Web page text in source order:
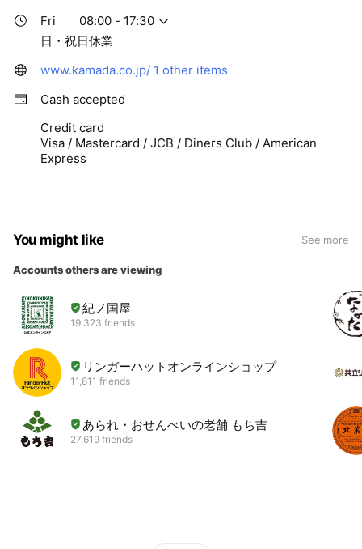
Fri
08:00 - 17:30
日・祝日休業
www.kamada.co.jp/ 1 other items
Cash accepted
Credit card
Visa / Mastercard / JCB / Diners Club / American
Express
You might like See more
Accounts others are viewing
紀ノ国屋
19,323 friends
リンガーハットオンラインショップ
11,811 friends
あられ・おせんべいの老舗 もち吉
27,619 friends